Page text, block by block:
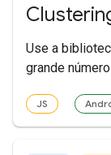
Use a
grande
JS